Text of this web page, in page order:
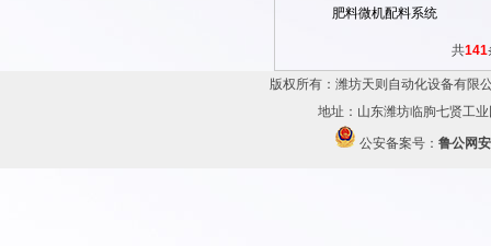
肥料微机配料系统
共141
版权所有：潍坊天则自动化设备有限
地址：山东潍坊临朐七贤
公安备案号： 鲁公网